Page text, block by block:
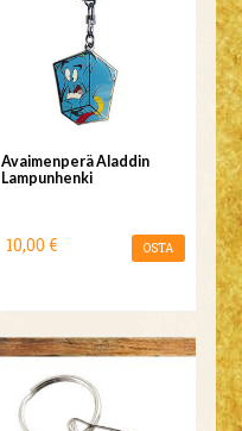
Avaimenperä Aladdin
Lampunhenki
10,00 € OSTA